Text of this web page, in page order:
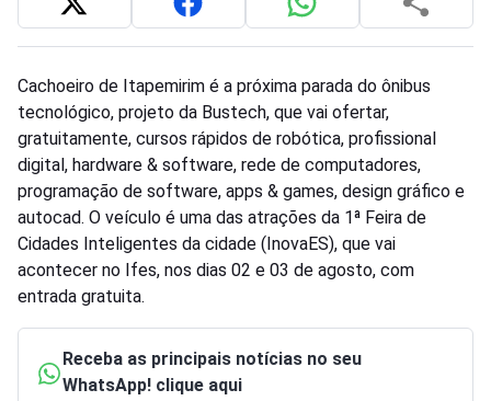
Cachoeiro de Itapemirim é a próxima parada do ônibus
tecnológico, projeto da Bustech, que vai ofertar,
gratuitamente, cursos rápidos de robótica, profissional
digital, hardware & software, rede de computadores,
programação de software, apps & games, design gráfico e
autocad. O veículo é uma das atrações da 1ª Feira de
Cidades Inteligentes da cidade (InovaES), que vai
acontecer no Ifes, nos dias 02 e 03 de agosto, com
entrada gratuita.
Receba as principais notícias no seu
WhatsApp! clique aqui